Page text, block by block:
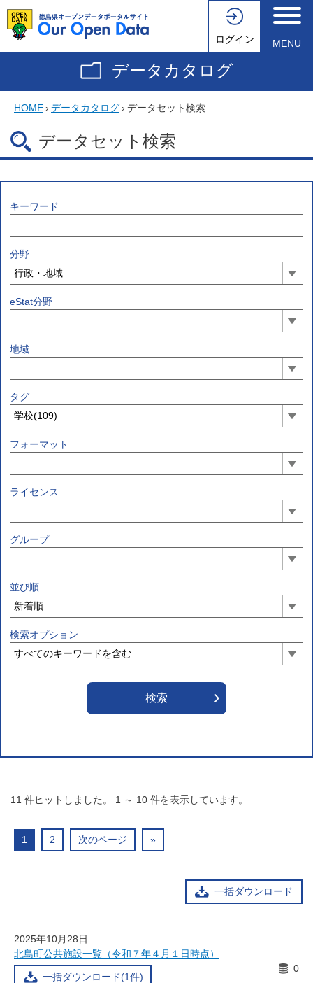
ログイン MENU
データカタログ
HOME› データカタログ› データセット検索
データセット検索
キーワード
分野
eStat分野
地域
タグ
フォーマット
ライセンス
グループ
並び順
検索オプション
11 件ヒットしました。 1 ～ 10 件を表示しています。
1 2 次のページ »
一括ダウンロード
2025年10月28日
北島町公共施設一覧（令和７年４月１日時点）
一括ダウンロード(1件)
0